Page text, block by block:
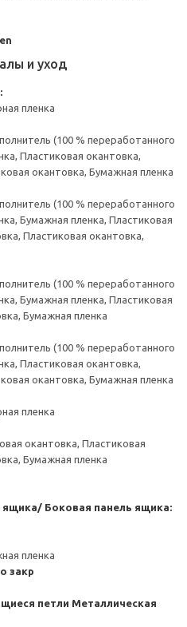
и уход
пленка
(100 % переработанного
Пластиковая окантовка,
окантовка, Бумажная пленка
(100 % переработанного
Бумажная пленка, Пластиковая
Пластиковая окантовка,
(100 % переработанного
Бумажная пленка, Пластиковая
Бумажная пленка
(100 % переработанного
Пластиковая окантовка,
окантовка, Бумажная пленка
пленка
окантовка, Пластиковая
Бумажная пленка
ящика/ Боковая панель ящика:
пленка
закр
петли Металлическая